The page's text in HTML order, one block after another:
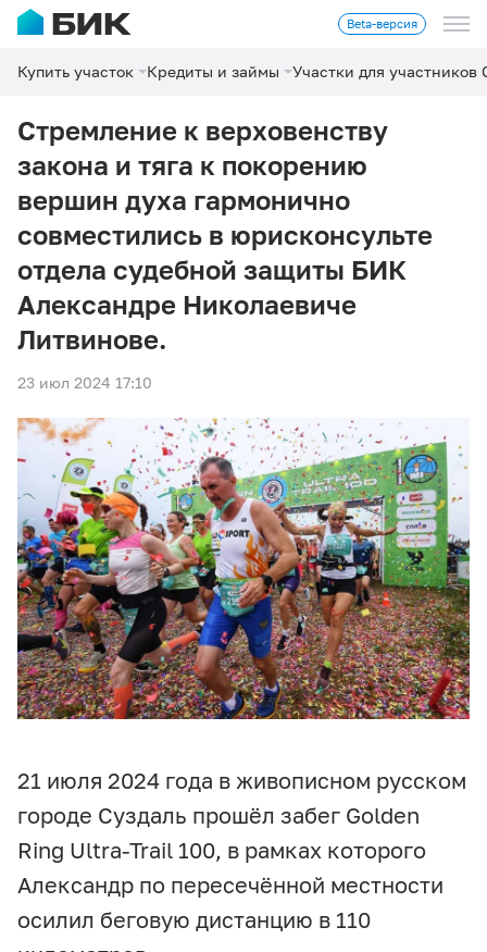
Beta-версия
Купить участок Кредиты и займы Участки для участников
Стремление к верховенству
закона и тяга к покорению
вершин духа гармонично
совместились в юрисконсульте
отдела судебной защиты БИК
Александре Николаевиче
Литвинове.
23 июл 2024 17:10
21 июля 2024 года в живописном русском
городе Суздаль прошёл забег Golden
Ring Ultra-Trail 100, в рамках которого
Александр по пересечённой местности
осилил беговую дистанцию в 110